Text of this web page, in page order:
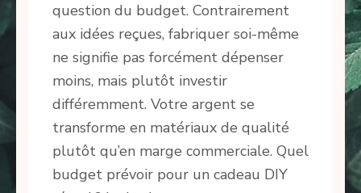
question du budget. Contrairement
aux idées reçues, fabriquer soi-même
ne signifie pas forcément dépenser
moins, mais plutôt investir
différemment. Votre argent se
transforme en matériaux de qualité
plutôt qu’en marge commerciale. Quel
budget prévoir pour un cadeau DIY